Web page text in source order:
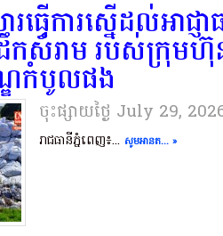
ធ្វើការស្នើដល់អាជ្
កសំរាម របស់ក្រុមហ៊ុ
ឌកំបូលផង
ចុះផ្សាយថ្ងៃ​ July 29,
រាជធានីភ្នំពេញ៖... សូមអានត... »